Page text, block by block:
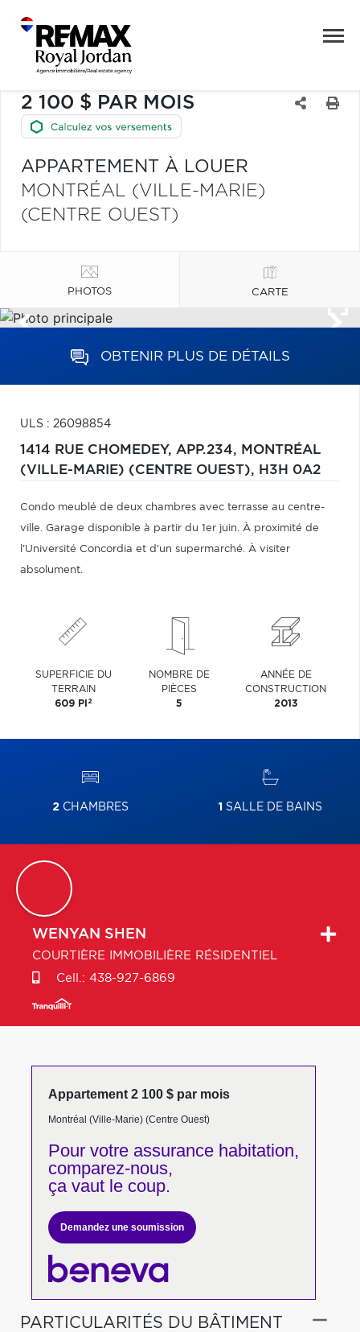
2 100 $ PAR MOIS
APPARTEMENT À LOUER
MONTRÉAL (VILLE-MARIE)
(CENTRE OUEST)
PHOTOS CARTE
OBTENIR PLUS DE DÉTAILS
ULS : 26098854
1414 RUE CHOMEDEY, APP.234, MONTRÉAL
(VILLE-MARIE) (CENTRE OUEST), H3H 0A2
Condo meublé de deux chambres avec terrasse au centre-
ville. Garage disponible à partir du 1er juin. À proximité de
l'Université Concordia et d'un supermarché. À visiter
absolument.
SUPERFICIE DU
TERRAIN
609 PI 2
NOMBRE DE
PIÈCES
5
ANNÉE DE
CONSTRUCTION
2013
2CHAMBRES 1 SALLE DE BAINS
WENYAN SHEN
COURTIÈRE IMMOBILIÈRE RÉSIDENTIEL
Cell.: 438-927-6869
Appartement 2 100 $ par mois
Montréal (Ville-Marie) (Centre Ouest)
Pour votreassurance habitation,
comparez-nous,
ça vaut le coup.
Demandez une soumission
PARTICULARITÉS DU BÂTIMENT